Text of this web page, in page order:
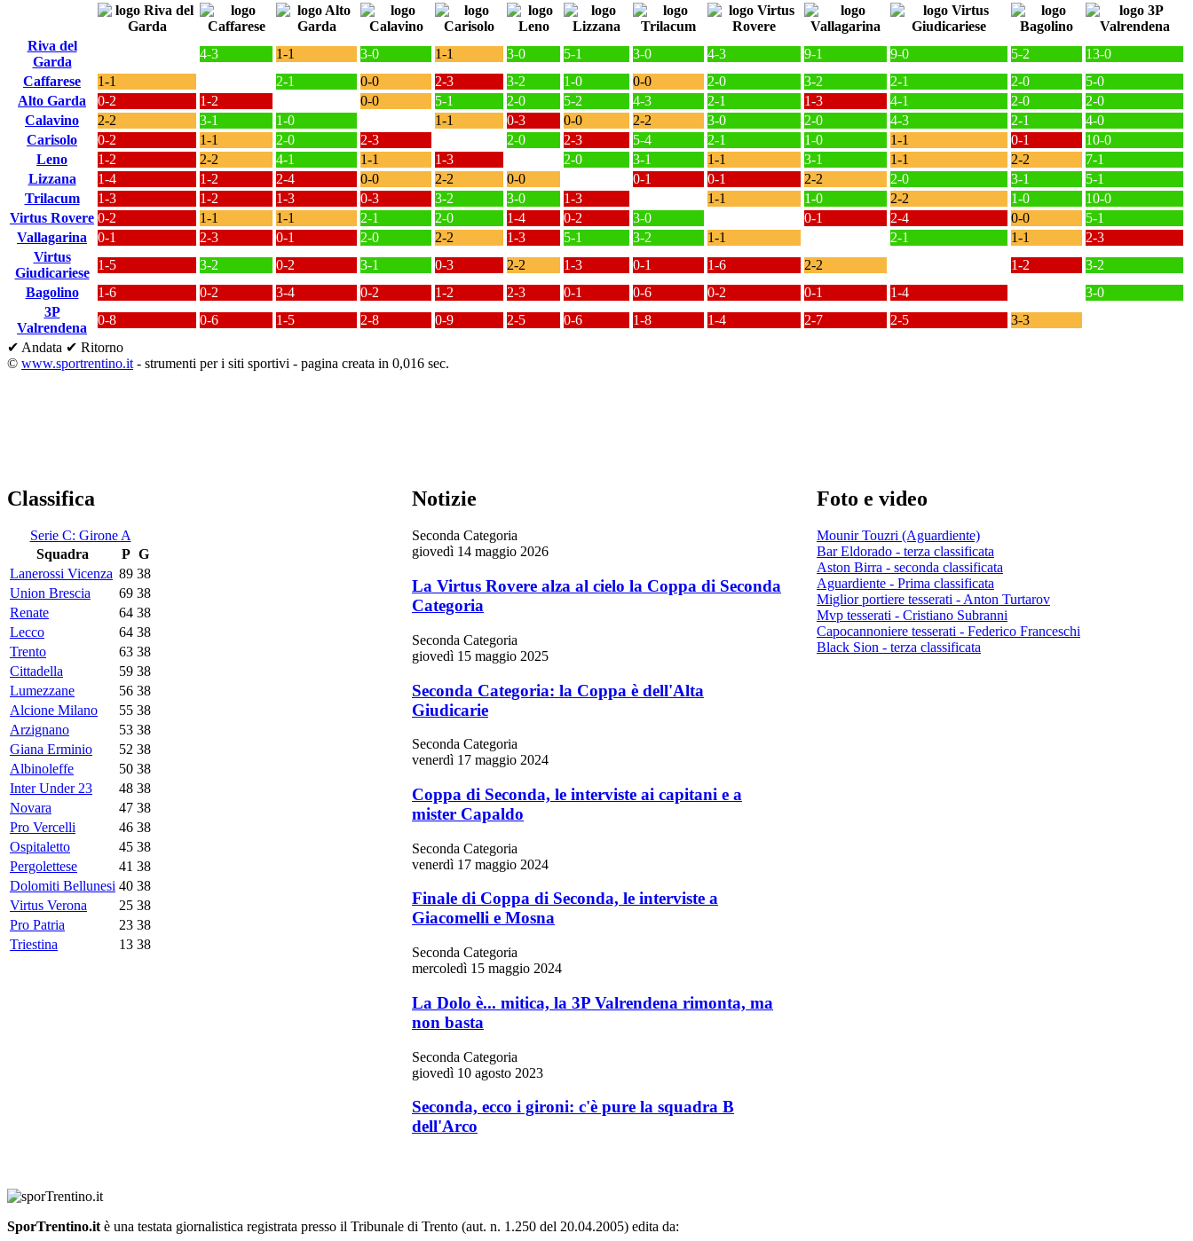
Riva del
Garda
4-3 1-1 3-0 1-1 3-0 5-1 3-0 4-3 9-1 9-0 5-2
13-0
Caffarese
1-1 2-1 0-0 2-3 3-2 1-0 0-0 2-0 3-2 2-1 2-0
5-0
Alto Garda
0-2 1-2 0-0 5-1 2-0 5-2 4-3 2-1 1-3 4-1 2-0
2-0
Calavino
2-2 3-1 1-0 1-1 0-3 0-0 2-2 3-0 2-0 4-3 2-1
4-0
Carisolo
0-2 1-1 2-0 2-3 2-0 2-3 5-4 2-1 1-0 1-1 0-1
10-0
Leno
1-2 2-2 4-1 1-1 1-3 2-0 3-1 1-1 3-1 1-1 2-2
7-1
Lizzana
1-4 1-2 2-4 0-0 2-2 0-0 0-1 0-1 2-2 2-0 3-1
5-1
Trilacum
1-3 1-2 1-3 0-3 3-2 3-0 1-3 1-1 1-0 2-2 1-0
10-0
Virtus Rovere 0-2 1-1 1-1 2-1 2-0 1-4 0-2 3-0 0-1 2-4 0-0
5-1
Vallagarina
0-1 2-3 0-1 2-0 2-2 1-3 5-1 3-2 1-1 2-1 1-1
2-3
Virtus
Giudicariese
1-5 3-2 0-2 3-1 0-3 2-2 1-3 0-1 1-6 2-2 1-2
3-2
Bagolino
1-6 0-2 3-4 0-2 1-2 2-3 0-1 0-6 0-2 0-1 1-4
3-0
3P
Valrendena
0-8 0-6 1-5 2-8 0-9 2-5 0-6 1-8 1-4 2-7 2-5
3-3
✔ Andata ✔ Ritorno
© www.sportrentino.it - strumenti per i siti sportivi - pagina creata in 0,016 sec.
Classifica
Serie C: Girone A
Squadra
P G
Lanerossi Vicenza 89 38
Union Brescia
69 38
Renate
64 38
Lecco
64 38
Trento
63 38
Cittadella
59 38
Lumezzane
56 38
Alcione Milano
55 38
Arzignano
53 38
Giana Erminio
52 38
Albinoleffe
50 38
Inter Under 23
48 38
Novara
47 38
Pro Vercelli
46 38
Ospitaletto
45 38
Pergolettese
41 38
Dolomiti Bellunesi 40 38
Virtus Verona
25 38
Pro Patria
23 38
Triestina
13 38
Notizie
Seconda Categoria
giovedì 14 maggio 2026
La Virtus Rovere alza al cielo la Coppa di Seconda
Categoria
Seconda Categoria
giovedì 15 maggio 2025
Seconda Categoria: la Coppa è dell'Alta
Giudicarie
Seconda Categoria
venerdì 17 maggio 2024
Coppa di Seconda, le interviste ai capitani e a
mister Capaldo
Seconda Categoria
venerdì 17 maggio 2024
Finale di Coppa di Seconda, le interviste a
Giacomelli e Mosna
Seconda Categoria
mercoledì 15 maggio 2024
La Dolo è... mitica, la 3P Valrendena rimonta, ma
non basta
Seconda Categoria
giovedì 10 agosto 2023
Seconda, ecco i gironi: c'è pure la squadra B
dell'Arco
Foto e video
Mounir Touzri (Aguardiente)
Bar Eldorado - terza classificata
Aston Birra - seconda classificata
Aguardiente - Prima classificata
Miglior portiere tesserati - Anton Turtarov
Mvp tesserati - Cristiano Subranni
Capocannoniere tesserati - Federico Franceschi
Black Sion - terza classificata
SporTrentino.it è una testata giornalistica registrata presso il Tribunale di Trento (aut. n. 1.250 del 20.04.2005) edita da: